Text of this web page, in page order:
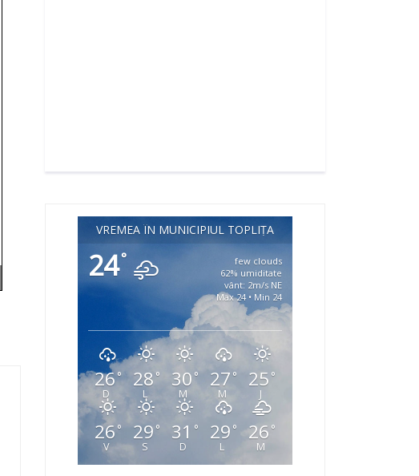
VREMEA ÎN MUNICIPIUL TOPLIȚA
24°
few clouds
62% umiditate
vânt: 2m/s NE
Max 24 • Min 24
26°
D
28 °
L
30 °
M
27 °
M
25 °
J
26°
V
29 °
S
31 °
D
29 °
L
26 °
M